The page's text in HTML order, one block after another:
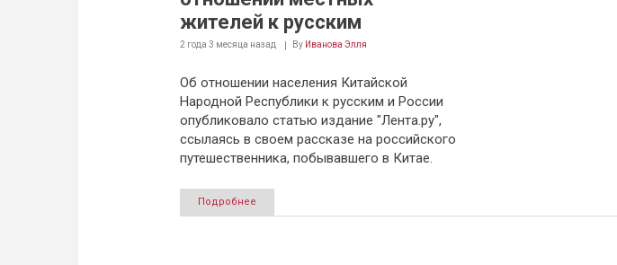
жителей к русским
2 года 3 месяца назад By Иванова Элля
Об отношении населения Китайской
Народной Республики к русским и России
опубликовало статью издание "Лента.ру",
ссылаясь в своем рассказе на российского
путешественника, побывавшего в Китае.
Подробнее